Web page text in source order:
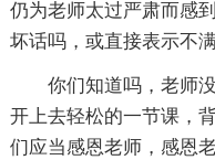
仍为老师太过严肃而感
坏话吗，或直接表示不
你们知道吗，老师
开上去轻松的一节课，
们应当感恩老师，感恩